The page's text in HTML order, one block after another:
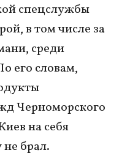
спецслужбы
в том числе за
среди
его словам,
Черноморского
на себя
не брал.